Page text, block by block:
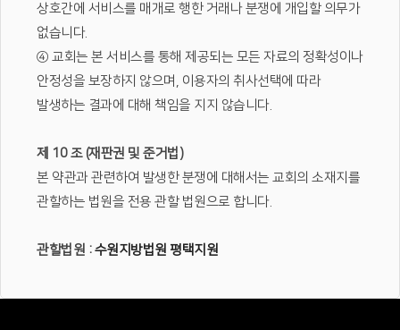
상호간에 서비스를 매개로 행한 거래나 분쟁에 개입할 의무가
없습니다.
④ 교회는 본 서비스를 통해 제공되는 모든 자료의 정확성이나
안정성을 보장하지 않으며, 이용자의 취사선택에 따라
발생하는 결과에 대해 책임을 지지 않습니다.
제 10 조 (재판권 및 준거법)
본 약관과 관련하여 발생한 분쟁에 대해서는 교회의 소재지를
관할하는 법원을 전용 관할 법원으로 합니다.
관할법원 : 수원지방법원 평택지원